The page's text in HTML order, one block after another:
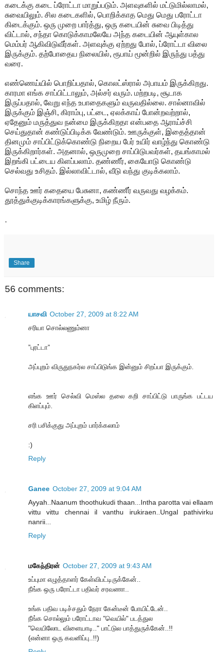
கடைக்கு கடை ப்ரோட்டா மாறுப்படும். அளவுகளில் மட்டுமில்லாமல்,
சுவையிலும். சில கடைகளில், பொறிக்காத மெது மெது பரோட்டா
கிடைக்கும். ஒரு முறை பார்த்து, ஒரு கடையின் சுவை பிடித்து
விட்டால், சந்தா கொடுக்காமலேயே அந்த கடையின் ஆயுள்கால
மெம்பர் ஆகிவிடுவீர்கள். அளவுக்கு ஏற்றது போல், ப்ரோட்டா விலை
இருக்கும். தற்போதைய நிலையில், ரூபாய் மூன்றில் இருந்து பத்து
வரை.
எண்ணெய்யில் பொறிப்பதால், கொலட்ஸ்ரால் அபாயம் இருக்கிறது.
காரமா எங்க சாப்பிட்டாலும், அல்சர் வரும். மற்றபடி, சூடாக
இருப்பதால், வேறு எந்த உபாதைகளும் வருவதில்லை. சால்னாவில்
இருக்கும் இஞ்சி, கிராம்பு, பட்டை, ஏலக்காய் போன்றவற்றால்,
ஏதேனும் மருத்துவ நன்மை இருக்கிறதா என்பதை ஆராய்ச்சி
செய்துதான் கண்டுப்பிடிக்க வேண்டும். ஊருக்குள், இதைத்தான்
தினமும் சாப்பிட்டுக்கொண்டு நிறைய பேர் உயிர் வாழ்ந்து கொண்டு
இருக்கிறார்கள். அதனால், ஒருமுறை சாப்பிடுபவர்கள், தயங்காமல்
இறங்கி பட்டைய கிளப்பலாம். தண்ணீர், கையோடு கொண்டு
செல்வது உசிதம். இல்லாவிட்டால், வீடு வந்து குடிக்கலாம்.
சொந்த ஊர் கதையை பேசுனா, கண்ணீர் வருவது வழக்கம்.
தூத்துக்குடிக்காரங்களுக்கு, உமிழ் நீரும்.
.
Share
56 comments:
யாசவி October 27, 2009 at 8:22 AM
சரியா சொல்லணும்னா
”புரட்டா”
அப்புறம் விருதுநகர்ல சாப்பிடுங்க இன்னும் சிறப்பா இருக்கும்.
எங்க ஊர் செல்வி மெஸ்ல தலை கறி சாப்பிட்டு பாருங்க பட்டய
கிளப்பும்.
சரி பசிக்குது அப்புறம் பார்க்கலாம்
:)
Reply
Ganee October 27, 2009 at 9:04 AM
Ayyah..Naanum thoothukudi thaan...Intha parotta vai ellaam
vittu vittu chennai il vanthu irukiraen..Ungal pathivirku
nanrii...
Reply
மகேந்திரன் October 27, 2009 at 9:43 AM
உப்புமா எழுத்தாளர் கேள்விபட்டிருக்கேன்..
நீங்க ஒரு பரோட்டா பதிவர் சரவணா..
உங்க பதிவ படிச்சதும் நேரா கேன்டீன் போயிட்டேன்..
நீங்க சொல்லும் பரோட்டாவ "வெயில்" படத்துல
"வெயிலோட விளையாடி.." பாட்டுல பாத்துருக்கேன்..!!
(என்னா ஒரு கவனிப்பு..!!)